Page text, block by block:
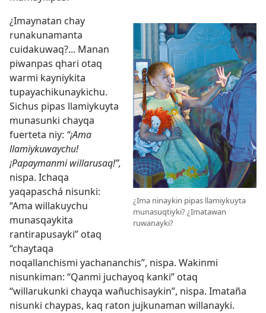
¿Ima ninaykin pipas llamiykuyta
munasuqtiyki? ¿Imatawan
ruwanayki?
¿Imaynatan chay
runakunamanta
cuidakuwaq?... Manan
piwanpas qhari otaq
warmi kayniykita
tupayachikunaykichu.
Sichus pipas llamiykuyta
munasunki chayqa
fuerteta niy: “¡Ama
llamiykuwaychu!
¡Papaymanmi willarusaq!”,
nispa. Ichaqa
yaqapaschá nisunki:
“Ama willakuychu
munasqaykita
rantirapusayki” otaq
“chaytaqa
noqallanchismi yachananchis”, nispa. Wakinmi
nisunkiman: “Qanmi juchayoq kanki” otaq
“willarukunki chayqa wañuchisaykin”, nispa. Imataña
nisunki chaypas, kaq raton jujkunaman willanayki.